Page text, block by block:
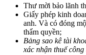
Thư mời bảo lãnh
Giấy phép kinh
anh. Và có đóng
thẩm quyền;
Bảng sao kê tài
xác nhận thuế